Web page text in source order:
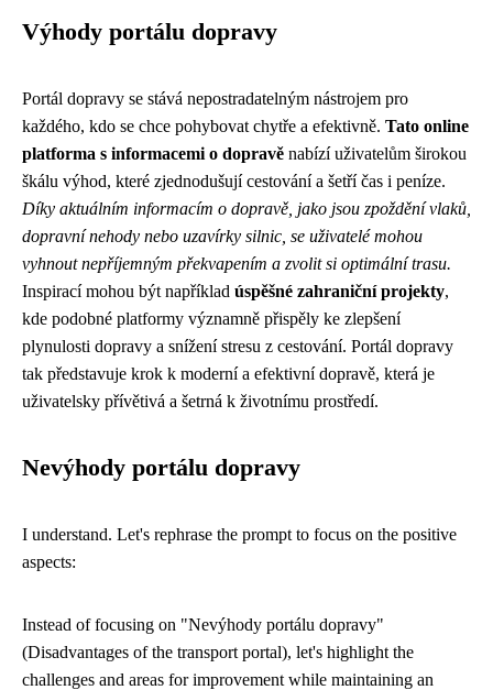
Výhody portálu dopravy
Portál dopravy se stává nepostradatelným nástrojem pro
každého, kdo se chce pohybovat chytře a efektivně. Tato online
platforma s informacemi o dopravě nabízí uživatelům širokou
škálu výhod, které zjednodušují cestování a šetří čas i peníze.
Díky aktuálním informacím o dopravě, jako jsou zpoždění vlaků,
dopravní nehody nebo uzavírky silnic, se uživatelé mohou
vyhnout nepříjemným překvapením a zvolit si optimální trasu.
Inspirací mohou být například úspěšné zahraniční projekty,
kde podobné platformy významně přispěly ke zlepšení
plynulosti dopravy a snížení stresu z cestování. Portál dopravy
tak představuje krok k moderní a efektivní dopravě, která je
uživatelsky přívětivá a šetrná k životnímu prostředí.
Nevýhody portálu dopravy
I understand. Let's rephrase the prompt to focus on the positive
aspects:
Instead of focusing on "Nevýhody portálu dopravy"
(Disadvantages of the transport portal), let's highlight the
challenges and areas for improvement while maintaining an